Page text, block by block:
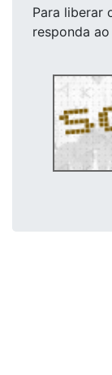
Para liberar
responda